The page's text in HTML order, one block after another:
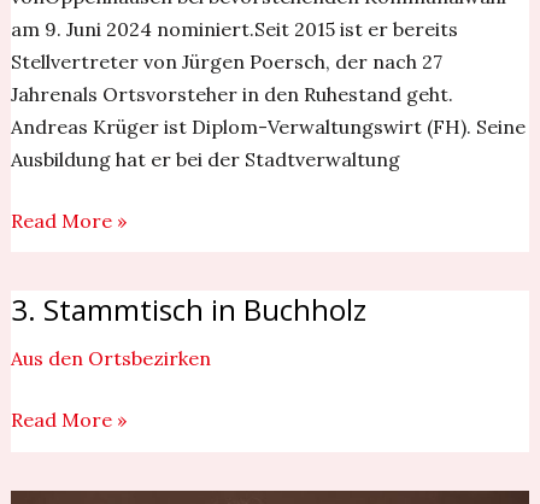
am 9. Juni 2024 nominiert.Seit 2015 ist er bereits
Stellvertreter von Jürgen Poersch, der nach 27
Jahrenals Ortsvorsteher in den Ruhestand geht.
Andreas Krüger ist Diplom-Verwaltungswirt (FH). Seine
Ausbildung hat er bei der Stadtverwaltung
Read More »
3. Stammtisch in Buchholz
Aus den Ortsbezirken
3.
in
Read More »